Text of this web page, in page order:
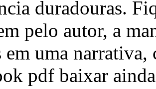
duradouras.
pelo autor, a
em uma narrativa,
pdf baixar